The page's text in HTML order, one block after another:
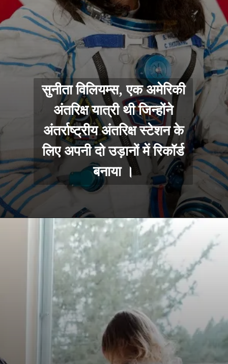
सुनीता विलियम्स, एक अमेरिकी
अंतरिक्ष यात्री थी जिन्होंने
अंतर्राष्ट्रीय अंतरिक्ष स्टेशन के
लिए अपनी दो उड़ानों में रिकॉर्ड
बनाया ।